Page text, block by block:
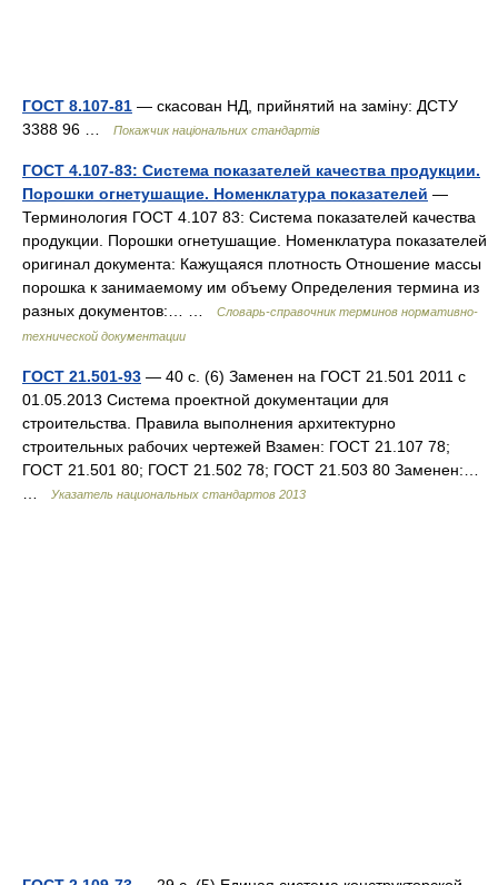
ГОСТ 8.107-81 — скасован НД, прийнятий на заміну: ДСТУ
3388 96 …
Покажчик національних стандартів
ГОСТ 4.107-83: Система показателей качества продукции.
Порошки огнетушащие. Номенклатура показателей —
Терминология ГОСТ 4.107 83: Система показателей качества
продукции. Порошки огнетушащие. Номенклатура показателей
оригинал документа: Кажущаяся плотность Отношение массы
порошка к занимаемому им объему Определения термина из
разных документов:… …
Словарь-справочник терминов нормативно-
технической документации
ГОСТ 21.501-93 — 40 с. (6) Заменен на ГОСТ 21.501 2011 c
01.05.2013 Система проектной документации для
строительства. Правила выполнения архитектурно
строительных рабочих чертежей Взамен: ГОСТ 21.107 78;
ГОСТ 21.501 80; ГОСТ 21.502 78; ГОСТ 21.503 80 Заменен:…
Указатель национальных стандартов 2013